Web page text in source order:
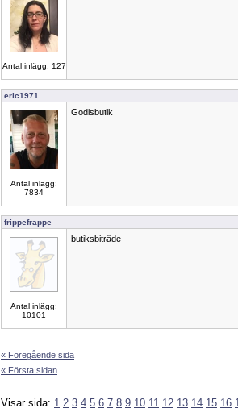
Antal inlägg: 127
eric1971
Antal inlägg:
7834
Godisbutik
frippefrappe
Antal inlägg:
10101
butiksbiträde
« Föregående sida
« Första sidan
Visar sida: 1 2 3 4 5 6 7 8 9 10 11 12 13 14 15 16